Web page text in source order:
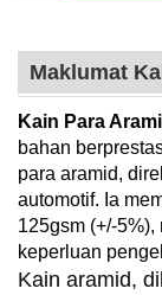
Maklumat
Kain Para
bahan
para aramid,
automotif. Ia
125gsm (+/-
keperluan
Kain aramid,